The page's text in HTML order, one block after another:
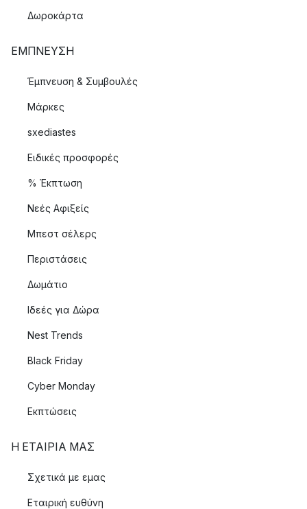
Δωροκάρτα
ΈΜΠΝΕΥΣΗ
Έμπνευση & Συμβουλές
Μάρκες
sxediastes
Ειδικές προσφορές
% Έκπτωση
Νεές Αφιξείς
Μπεστ σέλερς
Περιστάσεις
Δωμάτιο
Ιδεές για Δώρα
Nest Trends
Black Friday
Cyber Monday
Εκπτώσεις
Η ΕΤΑΊΡΙΑ ΜΑΣ
Σχετικά με εμας
Εταιρική ευθύνη